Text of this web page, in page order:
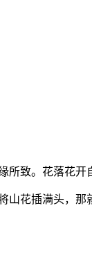
致。花落花
花插满头，那